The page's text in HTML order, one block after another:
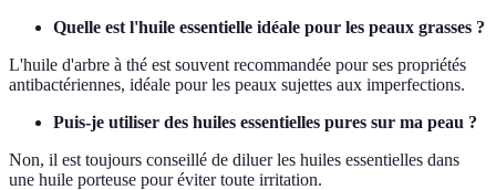
Quelle est l'huile essentielle idéale pour les peaux grasses ?
L'huile d'arbre à thé est souvent recommandée pour ses propriétés
antibactériennes, idéale pour les peaux sujettes aux imperfections.
Puis-je utiliser des huiles essentielles pures sur ma peau ?
Non, il est toujours conseillé de diluer les huiles essentielles dans
une huile porteuse pour éviter toute irritation.